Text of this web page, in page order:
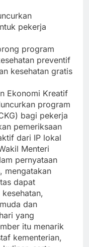
pekerja
program
preventif
kesehatan gratis
Ekonomi Kreatif
program
bagi pekerja
pemeriksaan
dari IP lokal
Menteri
pernyataan
mengatakan
dapat
dan
yang
itu menarik
kementerian,